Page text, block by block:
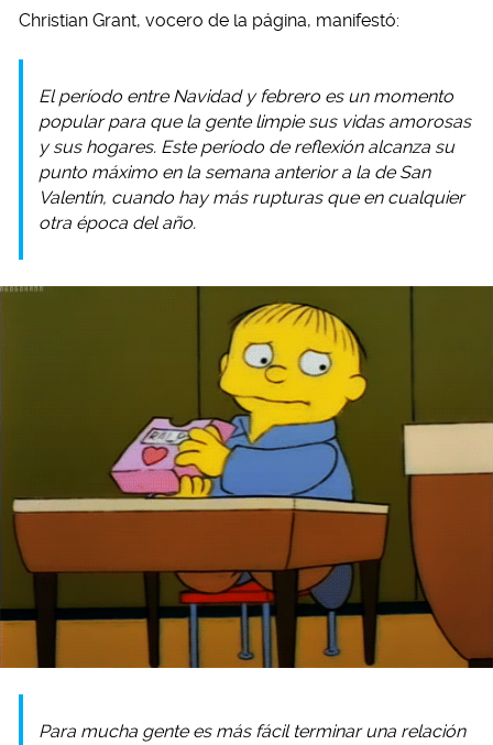
Christian Grant, vocero de la página, manifestó:
El período entre Navidad y febrero es un momento
popular para que la gente limpie sus vidas amorosas
y sus hogares. Este período de reflexión alcanza su
punto máximo en la semana anterior a la de San
Valentín, cuando hay más rupturas que en cualquier
otra época del año.
Para mucha gente es más fácil terminar una relación